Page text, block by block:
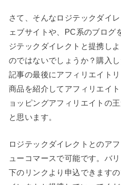
さて、そんなロジテックダイ
ェブサイトや、PC系のブログ
ジテックダイレクトと提携し
のではないでしょうか？購入
記事の最後にアフィリエイト
商品を紹介してアフィリエイ
ョッピングアフィリエイトの
と思います。
ロジテックダイレクトとのア
ューコマースで可能です。バ
下のリンクより申込できます